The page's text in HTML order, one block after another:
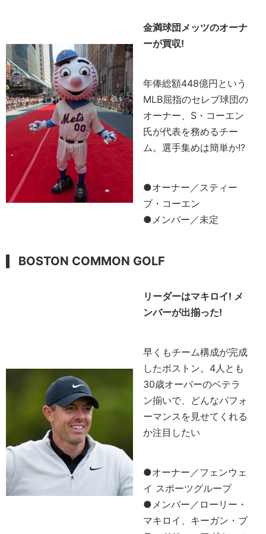
金満球団メッツのオーナ
ーが買収!
年俸総額448億円という
MLB屈指のセレブ球団の
オーナー、S・コーエン
氏が代表を務めるチー
ム。選手集めは簡単か!?
●オーナー／スティー
ブ・コーエン
●メンバー／未定
BOSTON COMMON GOLF
リーダーはマキロイ! メ
ンバーが出揃った!
早くもチーム構成が完成
したボストン。4人とも
30歳オーバーのベテラ
ン揃いで、どんなパフォ
ーマンスを見せてくれる
か注目したい
●オーナー／フェンウェ
イ スポーツグループ
●メンバー／ローリー・
マキロイ、キーガン・ブ